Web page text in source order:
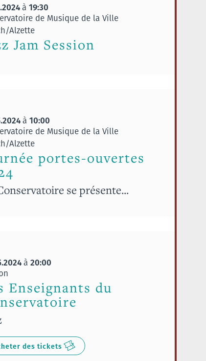
à 19:30
de Musique de la Ville
Alzette
Jam Session
à 10:00
de Musique de la Ville
Alzette
portes-ouvertes
se présente...
à 20:00
Enseignants du
des tickets